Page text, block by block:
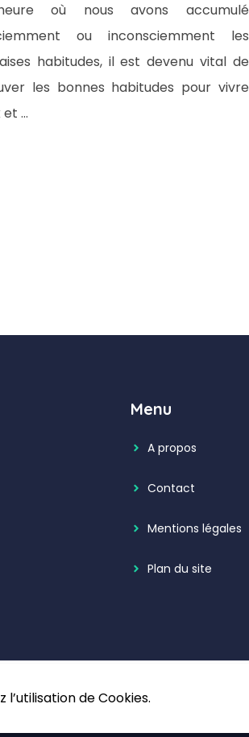
de Cookies.
où nous avons accumulé
ou inconsciemment les
habitudes, il est devenu vital de
les bonnes habitudes pour vivre
et …
Menu
A propos
Contact
Mentions légales
Plan du site